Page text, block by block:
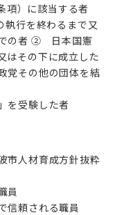
項）に該当する者
行を終わるまで又
での者 ② 日本国憲
はその下に成立した
党その他の団体を結
を受験した者
市人材育成方針抜粋
員
信頼される職員